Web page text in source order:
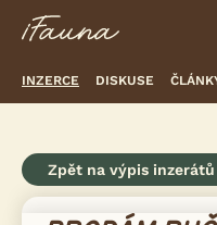
INZERCE DISKUSE
Zpět na výpis inzerátů